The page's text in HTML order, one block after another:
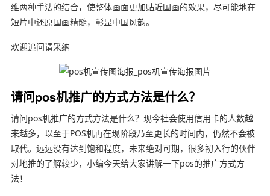
维两种手法的结合，使整体画面更加贴近国画的效果，尽可能地在
短片中还原国画精髓，彰显中国风韵。
欢迎追问请采纳
请问pos机推广的方式方法是什么？
请问pos机推广的方式方法是什么？现今社会使用信用卡的人数越
来越多，以至于POS机再在现阶段乃至更长的时间内，仍然不会被
取代。远远没有达到饱和程度，未来绝对可期，很多初入行的伙伴
对地推的了解较少，小编今天给大家讲解一下pos的推广方式方
法！